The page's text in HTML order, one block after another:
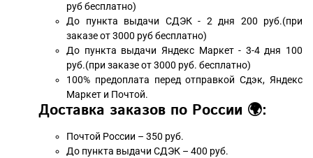
руб бесплатно)
До пункта выдачи СДЭК - 2 дня 200 руб.(при
заказе от 3000 руб бесплатно)
До пункта выдачи Яндекс Маркет - 3-4 дня 100
руб.(при заказе от 3000 руб. бесплатно)
100% предоплата перед отправкой Сдэк, Яндекс
Маркет и Почтой.
Доставка заказов по России 🌍:
Почтой России – 350 руб.
До пункта выдачи СДЭК – 400 руб.